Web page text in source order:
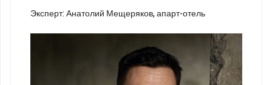
Эксперт: Анатолий Мещеряков, апарт-отель